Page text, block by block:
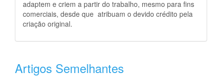
adaptem e criem a partir do trabalho, mesmo para fins
comerciais, desde que atribuam o devido crédito pela
criação original.
Artigos Semelhantes